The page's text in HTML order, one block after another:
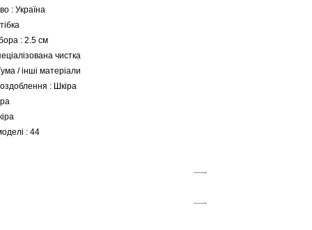
: Україна
: 2.5 см
чистка
/ інші матеріали
: Шкіра
: 44